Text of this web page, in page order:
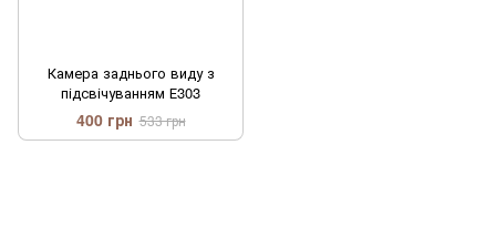
Камера заднього виду з
підсвічуванням Е303
400 грн 533 грн